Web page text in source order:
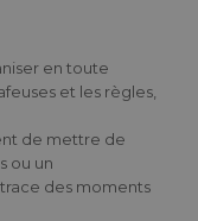
en toute
et les règles,
de mettre de
ou un
des moments